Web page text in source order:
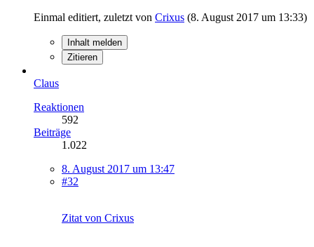
Einmal editiert, zuletzt von Crixus (8. August 2017 um 13:33)
Inhalt melden
Zitieren
Claus
Reaktionen
592
Beiträge
1.022
8. August 2017 um 13:47
#32
Zitat von Crixus